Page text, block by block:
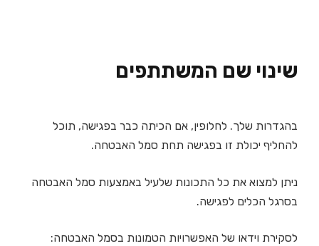
שינוי שם המשתתפים
בהגדרות שלך. לחלופין, אם הכיתה כבר בפגישה, תוכל
להחליף יכולת זו בפגישה תחת סמל האבטחה.
ניתן למצוא את כל התכונות שלעיל באמצעות סמל האבטחה
בסרגל הכלים לפגישה.
לסקירת וידאו של האפשרויות הטמונות בסמל האבטחה: